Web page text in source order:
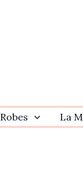
Robes La